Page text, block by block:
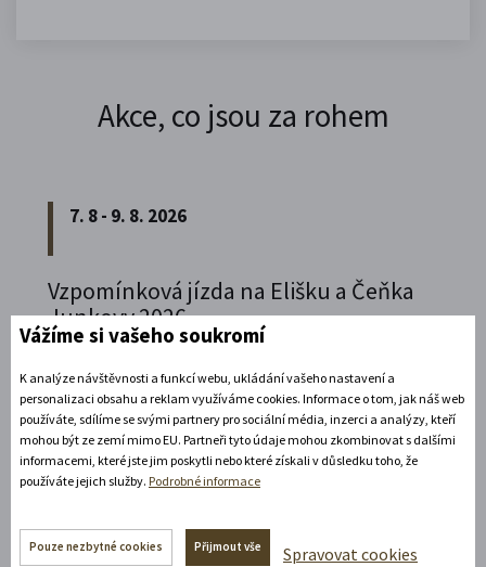
Akce, co jsou za rohem
7. 8 - 9. 8. 2026
Vzpomínková jízda na Elišku a Čeňka
Junkovy 2026
vzpomenout na naší první českou závodnici,
Elišku Junkovou.
Rozbalte si další akce
Vážíme si vašeho soukromí
K analýze návštěvnosti a funkcí webu, ukládání vašeho nastavení a
personalizaci obsahu a reklam využíváme cookies. Informace o tom, jak náš web
používáte, sdílíme se svými partnery pro sociální média, inzerci a analýzy, kteří
mohou být ze zemí mimo EU. Partneři tyto údaje mohou zkombinovat s dalšími
informacemi, které jste jim poskytli nebo které získali v důsledku toho, že
používáte jejich služby. Podrobné informace
Pouze nezbytné cookies Přijmout vše Spravovat cookies